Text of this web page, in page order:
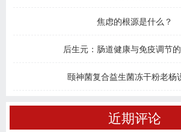
焦虑的根源是什么？
后生元：肠道健康与免疫调节
颐神菌复合益生菌冻干粉老杨
近期评论